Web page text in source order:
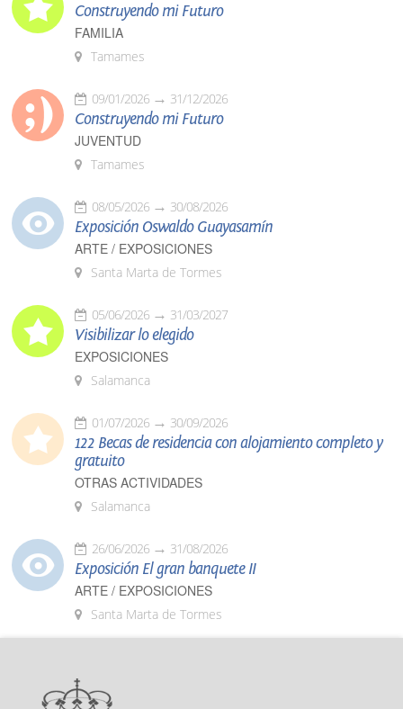
Construyendo mi Futuro
FAMILIA
Tamames
09/01/2026 31/12/2026
Construyendo mi Futuro
JUVENTUD
Tamames
08/05/2026 30/08/2026
Exposición Oswaldo Guayasamín
ARTE / EXPOSICIONES
Santa Marta de Tormes
05/06/2026 31/03/2027
Visibilizar lo elegido
EXPOSICIONES
Salamanca
01/07/2026 30/09/2026
122 Becas de residencia con alojamiento completo y
gratuito
OTRAS ACTIVIDADES
Salamanca
26/06/2026 31/08/2026
Exposición El gran banquete II
ARTE / EXPOSICIONES
Santa Marta de Tormes